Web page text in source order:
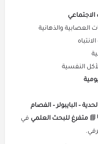
الاجتماعي
العصابية والذهانية
النفسية
– البايبولر – الفصام
📘 متفرغ للبحث العلمي في